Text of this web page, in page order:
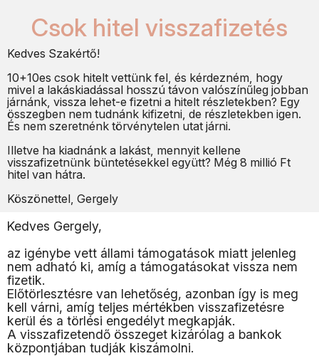
Csok hitel visszafizetés
Kedves Szakértő!
10+10es csok hitelt vettünk fel, és kérdezném, hogy
mivel a lakáskiadással hosszú távon valószínűleg jobban
járnánk, vissza lehet-e fizetni a hitelt részletekben? Egy
összegben nem tudnánk kifizetni, de részletekben igen.
És nem szeretnénk törvénytelen utat járni.
Illetve ha kiadnánk a lakást, mennyit kellene
visszafizetnünk büntetésekkel együtt? Még 8 millió Ft
hitel van hátra.
Köszönettel, Gergely
Kedves Gergely,
az igénybe vett állami támogatások miatt jelenleg
nem adható ki, amíg a támogatásokat vissza nem
fizetik.
Előtörlesztésre van lehetőség, azonban így is meg
kell várni, amíg teljes mértékben visszafizetésre
kerül és a törlési engedélyt megkapják.
A visszafizetendő összeget kizárólag a bankok
központjában tudják kiszámolni.